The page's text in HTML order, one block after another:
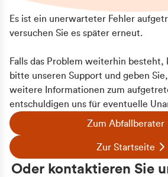
Es ist ein unerwarteter Fehler
versuchen Sie es später erneut.
Falls das Problem weiterhin besteht,
bitte unseren Support und geben
weitere Informationen zum
entschuldigen uns für eventuelle
Zum Abfallberater
Zur Startseite
Oder kontaktieren Sie